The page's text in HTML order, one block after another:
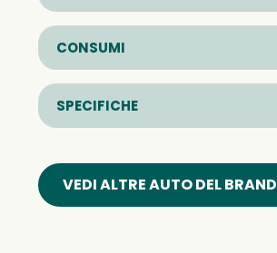
CONSUMI
SPECIFICHE
VEDI ALTRE AUTO DEL BRAND